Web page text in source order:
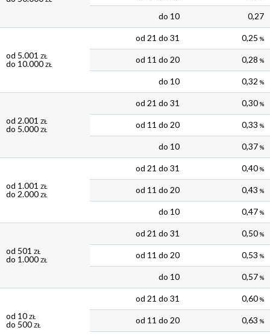
do 10 0,27
od 5.001 ZŁ
do 10.000 ZŁ
od 21 do 31 0,25 %
od 11 do 20 0,28 %
do 10 0,32 %
od 2.001 ZŁ
do 5.000 ZŁ
od 21 do 31 0,30 %
od 11 do 20 0,33 %
do 10 0,37 %
od 1.001 ZŁ
do 2.000 ZŁ
od 21 do 31 0,40 %
od 11 do 20 0,43 %
do 10 0,47 %
od 501 ZŁ
do 1.000 ZŁ
od 21 do 31 0,50 %
od 11 do 20 0,53 %
do 10 0,57 %
od 10 ZŁ
do 500 ZŁ
od 21 do 31 0,60 %
od 11 do 20 0,63 %